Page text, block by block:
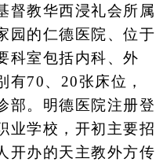
督教华西浸礼会所属
园的仁德医院、位于
科室包括内科、外
有70、20张床位，
部。明德医院注册登
业学校，开初主要招
开办的天主教外方传